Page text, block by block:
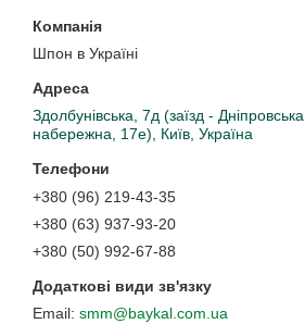
Шпон в Україні
Здолбунівська, 7д (заїзд - Дніпровська
набережна, 17е), Київ, Україна
+380 (96) 219-43-35
+380 (63) 937-93-20
+380 (50) 992-67-88
smm@baykal.com.ua